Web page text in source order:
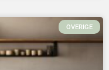
OVERIGE